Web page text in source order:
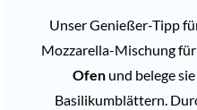
Unser Genießer-Tipp
Mozzarella-Mischung für
Ofenund belege
Basilikumblättern.